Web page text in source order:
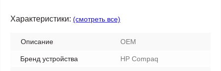
Характеристики: (смотреть все)
Описание OEM
Бренд устройства HP Compaq